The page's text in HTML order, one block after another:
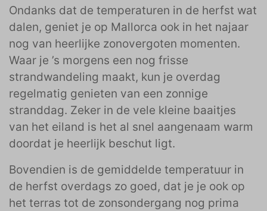
Ondanks dat de temperaturen in de herfst wat
dalen, geniet je op Mallorca ook in het najaar
nog van heerlijke zonovergoten momenten.
Waar je ’s morgens een nog frisse
strandwandeling maakt, kun je overdag
regelmatig genieten van een zonnige
stranddag. Zeker in de vele kleine baaitjes
van het eiland is het al snel aangenaam warm
doordat je heerlijk beschut ligt.
Bovendien is de gemiddelde temperatuur in
de herfst overdags zo goed, dat je je ook op
het terras tot de zonsondergang nog prima